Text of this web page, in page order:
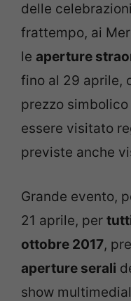
delle
frattempo, ai
le aperture
fino al 29 aprile,
prezzo simbolico
essere visitato
previste anche
Grande evento,
21 aprile, per
ottobre 2017,
aperture serali
show